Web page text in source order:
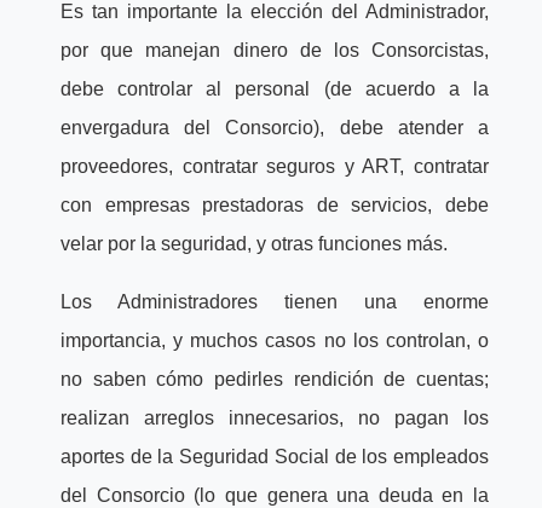
Es tan importante la elección del Administrador,
por que manejan dinero de los Consorcistas,
debe controlar al personal (de acuerdo a la
envergadura del Consorcio), debe atender a
proveedores, contratar seguros y ART, contratar
con empresas prestadoras de servicios, debe
velar por la seguridad, y otras funciones más.
Los Administradores tienen una enorme
importancia, y muchos casos no los controlan, o
no saben cómo pedirles rendición de cuentas;
realizan arreglos innecesarios, no pagan los
aportes de la Seguridad Social de los empleados
del Consorcio (lo que genera una deuda en la